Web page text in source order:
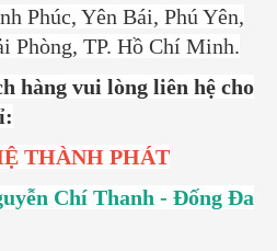
Phúc, Yên Bái, Phú Yên,
Phòng, TP. Hồ Chí Minh.
hàng vui lòng liên hệ cho
THÀNH PHÁT
Chí Thanh - Đống Đa